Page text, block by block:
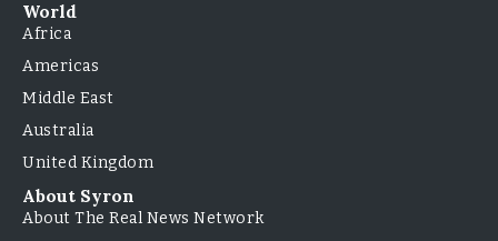
World
Africa
Americas
Middle East
Australia
United Kingdom
About Syron
About The Real News Network